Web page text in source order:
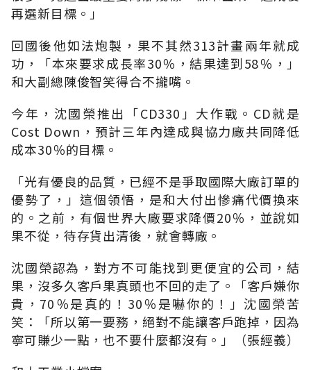
再選新目標。」
回國後他如法炮製，果不其然313計畫兩年就成
功，「本來要求成長率30％，結果達到58％，」
和大副總陳俊智笑得合不攏嘴。
今年，沈國榮推出「CD330」大作戰。CD就是
Cost Down，預計三年內達成與協力廠共同降低
成本30％的目標。
「光有優良的品質，已經不是爭取國際大廠訂單的
優勢了，」這個領悟，是和大付出慘痛代價換來
的。之前，有個世界大廠要求降價20％，並說如
果不從，待存貨出清後，就會轉廠。
沈國榮認為，對方不可能找到更便宜的公司，結
果，沒多久客戶果真頭也不回的走了。「客戶嫌你
貴，70％是真的！30％是嚇你的！」沈國榮苦
笑：「所以第一要務，絕對不能讓客戶跑掉，因為
寧可賺少一點，也不要什麼都沒有。」（張經義）